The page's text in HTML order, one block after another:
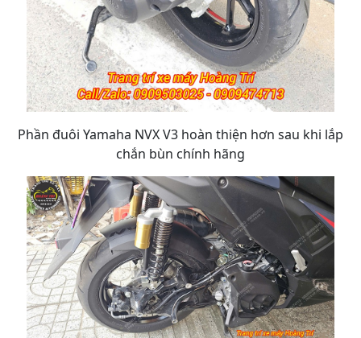
Phần đuôi Yamaha NVX V3 hoàn thiện hơn sau khi lắp
chắn bùn chính hãng